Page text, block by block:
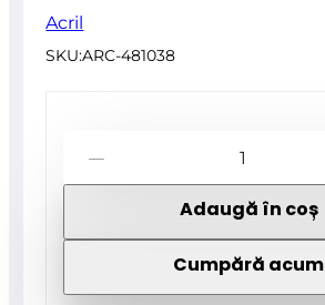
Acril
SKU:ARC-481038
Rola
18
Adaugă în coș
Cumpără acum